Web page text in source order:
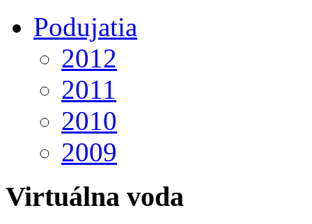
Podujatia
2012
2011
2010
2009
Virtuálna voda